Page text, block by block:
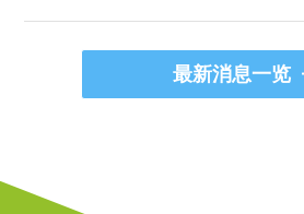
最新消息一览